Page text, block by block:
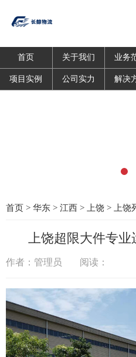
首页 关于我们 业务
项目实例 公司实力 解决
首页 > 华东 > 江西 > 上饶 > 上饶
上饶超限大件专
作者：管理员 阅读：